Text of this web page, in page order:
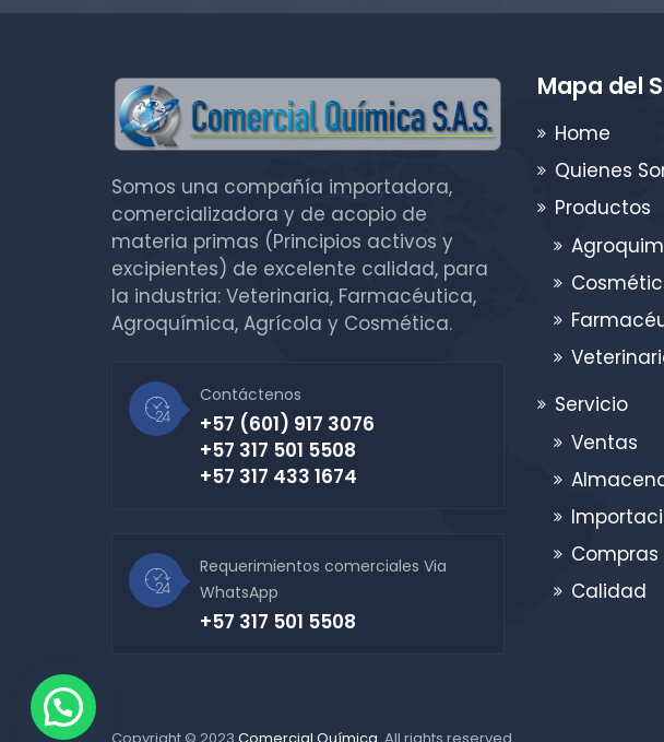
Somos una compañía importadora,
comercializadora y de acopio de
materia primas (Principios activos y
excipientes) de excelente calidad, para
la industria: Veterinaria, Farmacéutica,
Agroquímica, Agrícola y Cosmética.
Contáctenos
+57 (601) 917 3076
+57 317 501 5508
+57 317 433 1674
Requerimientos comerciales Via
WhatsApp
+57 317 501 5508
Mapa del
Home
Quienes
Productos
Servicio
Ventas
Compras
Calidad